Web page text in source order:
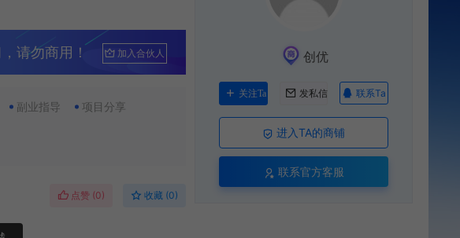
请勿商用！ 加入合伙人
副业指导 项目分享
点赞 (0) 收藏 (0)
创优
关注Ta 发私信 联系Ta
进入TA的商铺
联系官方客服